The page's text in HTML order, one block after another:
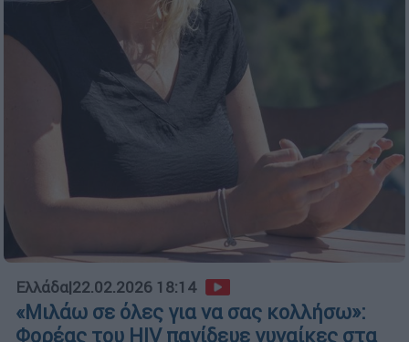
Ελλάδα|22.02.2026 18:14
«Μιλάω σε όλες για να σας κολλήσω»:
Φορέας του HIV παγίδευε γυναίκες στα